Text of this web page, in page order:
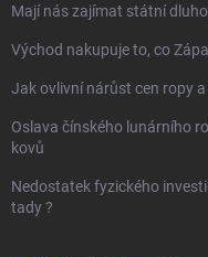
Mají nás zajímat státní
Východ nakupuje to, co
Jak ovlivní nárůst cen ropy
Oslava čínského lunárního
kovů
Nedostatek fyzického
tady ?